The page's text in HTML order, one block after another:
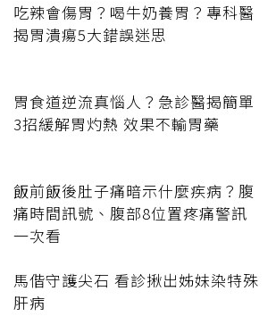
吃辣會傷胃？喝牛奶養胃？專科醫
揭胃潰瘍5大錯誤迷思
胃食道逆流真惱人？急診醫揭簡單
3招緩解胃灼熱 效果不輸胃藥
飯前飯後肚子痛暗示什麼疾病？腹
痛時間訊號、腹部8位置疼痛警訊
一次看
馬偕守護尖石 看診揪出姊妹染特殊
肝病